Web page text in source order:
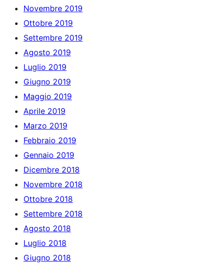
Novembre 2019
Ottobre 2019
Settembre 2019
Agosto 2019
Luglio 2019
Giugno 2019
Maggio 2019
Aprile 2019
Marzo 2019
Febbraio 2019
Gennaio 2019
Dicembre 2018
Novembre 2018
Ottobre 2018
Settembre 2018
Agosto 2018
Luglio 2018
Giugno 2018